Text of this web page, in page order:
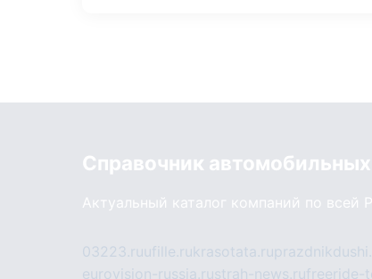
Справочник
Актуальный каталог компаний по всей
03223.ruufille.rukrasotata.ru
eurovision-russia.rustrah-news.rufreeride-